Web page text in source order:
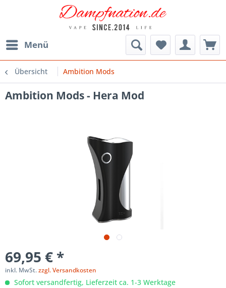
Menü
Übersicht Ambition Mods
Ambition Mods - Hera Mod
69,95 € *
inkl. MwSt.zzgl. Versandkosten
Sofort versandfertig, Lieferzeit ca. 1-3 Werktage